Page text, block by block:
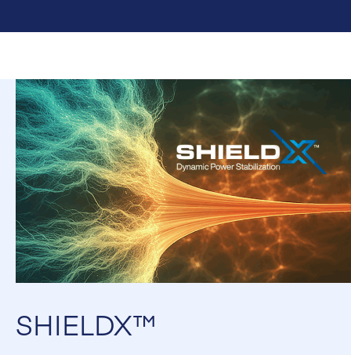
SHIELDX™